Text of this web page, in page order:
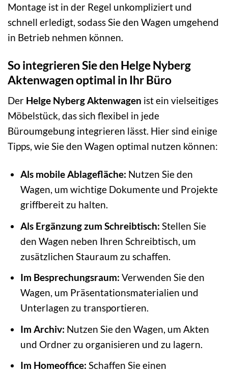
Montage ist in der Regel unkompliziert und
schnell erledigt, sodass Sie den Wagen umgehend
in Betrieb nehmen können.
So integrieren Sie den Helge Nyberg
Aktenwagen optimal in Ihr Büro
Der Helge Nyberg Aktenwagen ist ein vielseitiges
Möbelstück, das sich flexibel in jede
Büroumgebung integrieren lässt. Hier sind einige
Tipps, wie Sie den Wagen optimal nutzen können:
Als mobile Ablagefläche: Nutzen Sie den
Wagen, um wichtige Dokumente und Projekte
griffbereit zu halten.
Als Ergänzung zum Schreibtisch: Stellen Sie
den Wagen neben Ihren Schreibtisch, um
zusätzlichen Stauraum zu schaffen.
Im Besprechungsraum: Verwenden Sie den
Wagen, um Präsentationsmaterialien und
Unterlagen zu transportieren.
Im Archiv: Nutzen Sie den Wagen, um Akten
und Ordner zu organisieren und zu lagern.
Im Homeoffice: Schaffen Sie einen